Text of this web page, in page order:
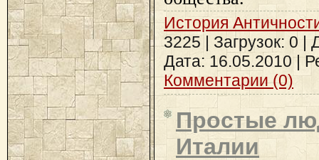
История
3225 | Загрузок: 0 |
Дата: 16.05.2010|
Комментарии (0)
Простые
Италии